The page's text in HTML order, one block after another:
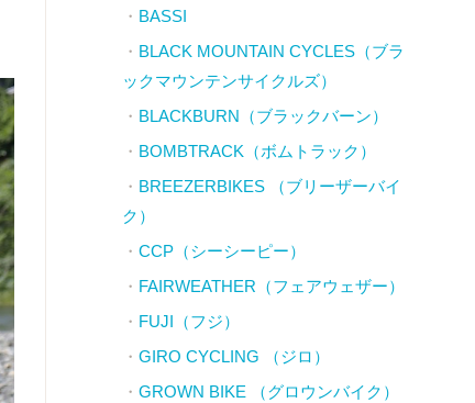
BASSI
BLACK MOUNTAIN CYCLES（ブラ
ックマウンテンサイクルズ）
BLACKBURN（ブラックバーン）
BOMBTRACK（ボムトラック）
BREEZERBIKES （ブリーザーバイ
ク）
CCP（シーシーピー）
FAIRWEATHER（フェアウェザー）
FUJI（フジ）
GIRO CYCLING （ジロ）
GROWN BIKE （グロウンバイク）